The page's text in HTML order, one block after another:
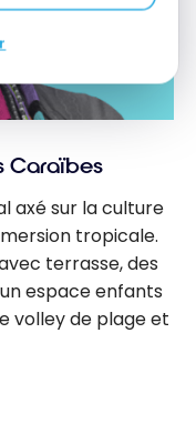
Caraïbes
axé sur la culture
tropicale.
terrasse, des
espace enfants
volley de plage et